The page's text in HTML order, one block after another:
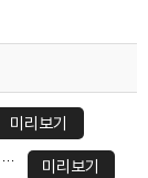
미리보기
미리보기